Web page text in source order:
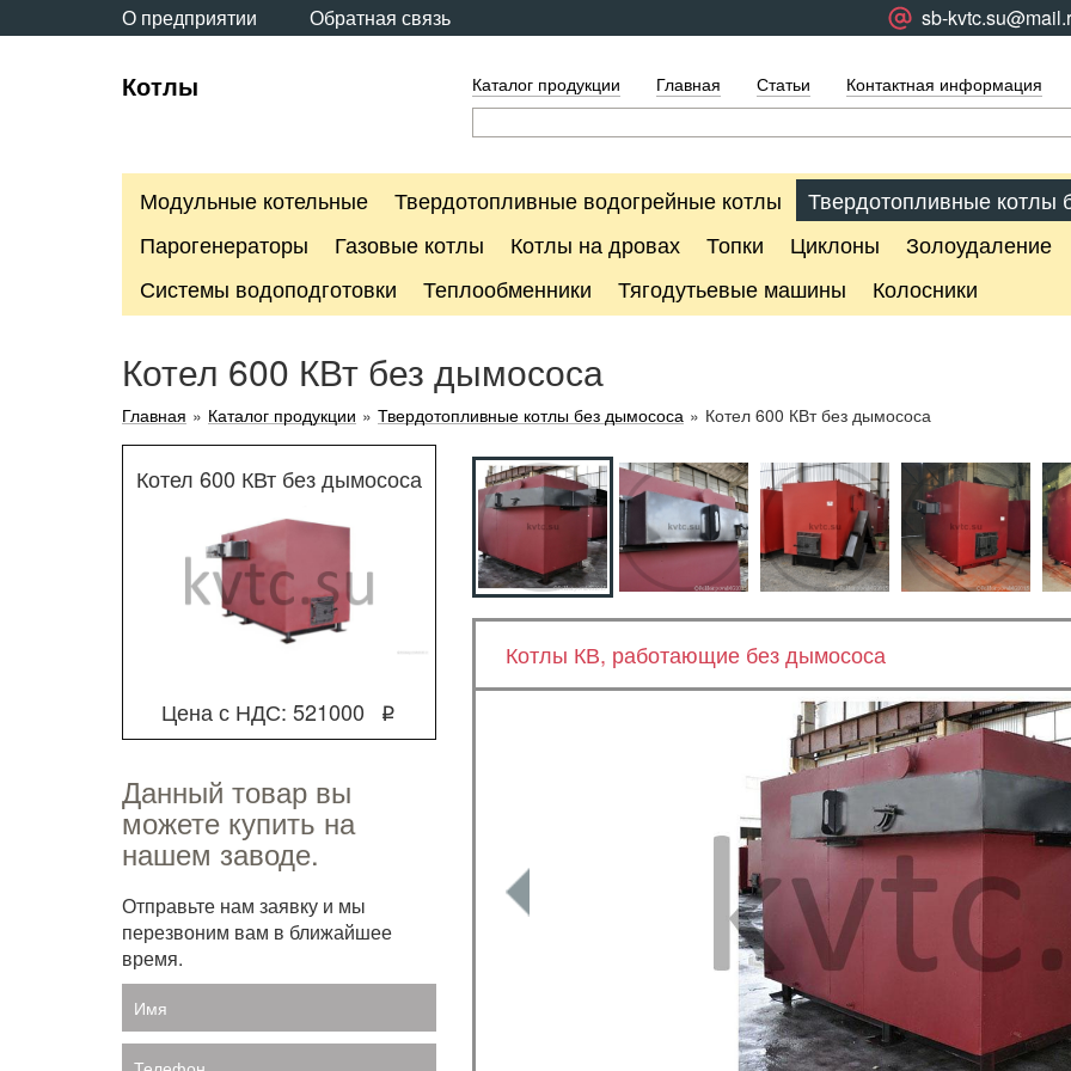
О предприятии Обратная связь sb-
Котлы Каталог продукции Главная Статьи Контактная информация
Модульные котельные Твердотопливные водогрейные котлы
Твердотопливные котлы
Парогенераторы
Газовые котлы Котлы на дровах Топки Циклоны
Золоудаление
Системы водоподготовки
Теплообменники Тягодутьевые машины Колосники
Котел 600 КВт без дымососа
Главная » Каталог продукции » Твердотопливные котлы без дымососа » Котел 600 КВт без дымососа
Котел 600 КВт без дымососа
Цена с НДС: 521000 q
Данный товар вы
можете купить на
нашем заводе.
Отправьте нам заявку и мы
перезвоним вам в ближайшее
время.
Имя
Котлы КВ, работающие без дымососа